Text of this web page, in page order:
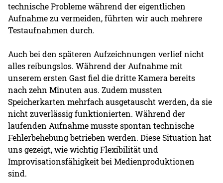
technische Probleme während der eigentlichen
Aufnahme zu vermeiden, führten wir auch mehrere
Testaufnahmen durch.
Auch bei den späteren Aufzeichnungen verlief nicht
alles reibungslos. Während der Aufnahme mit
unserem ersten Gast fiel die dritte Kamera bereits
nach zehn Minuten aus. Zudem mussten
Speicherkarten mehrfach ausgetauscht werden, da sie
nicht zuverlässig funktionierten. Während der
laufenden Aufnahme musste spontan technische
Fehlerbehebung betrieben werden. Diese Situation hat
uns gezeigt, wie wichtig Flexibilität und
Improvisationsfähigkeit bei Medienproduktionen
sind.